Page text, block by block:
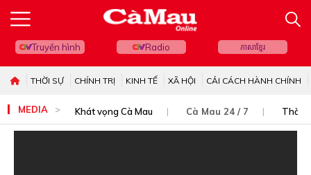
Truyền hình Radio ភាសាខ្មែរ
THỜI SỰ CHÍNH TRỊ KINH TẾ XÃ HỘI CẢI CÁCH HÀNH CHÍNH
MEDIA Khát vọng Cà Mau Cà Mau 24 / 7 Thời